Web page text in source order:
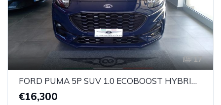
17
FORD PUMA 5P SUV 1.0 ECOBOOST HYBRID 125CV ST-LINE
€16,300